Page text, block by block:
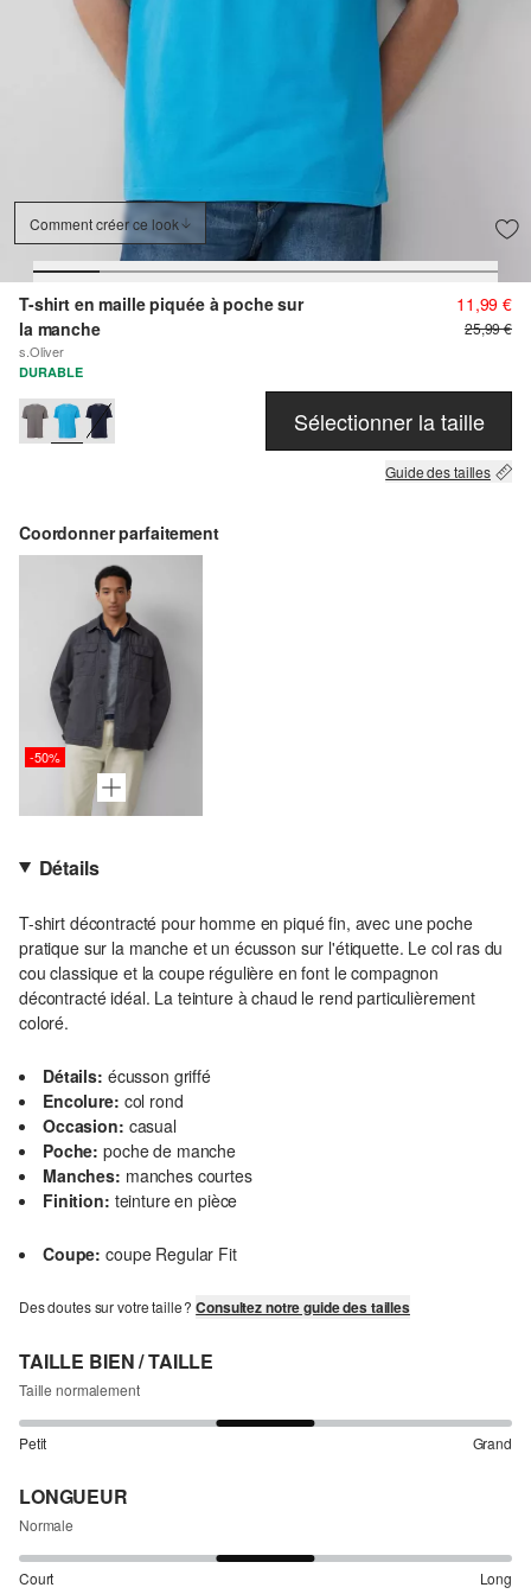
Comment créer ce look
T-shirt en maille piquée à poche sur
la manche
s.Oliver
11,99 €
25,99 €
DURABLE
Sélectionner la taille
Guide des tailles
Coordonner parfaitement
-50%
Détails
T-shirt décontracté pour homme en piqué fin, avec une poche
pratique sur la manche et un écusson sur l'étiquette. Le col ras du
cou classique et la coupe régulière en font le compagnon
décontracté idéal. La teinture à chaud le rend particulièrement
coloré.
Détails: écusson griffé
Encolure: col rond
Occasion: casual
Poche: poche de manche
Manches: manches courtes
Finition: teinture en pièce
Coupe: coupe Regular Fit
Des doutes sur votre taille ?Consultez notre guide des tailles
TAILLE BIEN / TAILLE
Taille normalement
Petit Grand
LONGUEUR
Normale
Court Long